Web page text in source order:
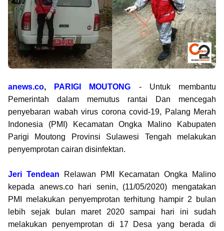
anews.co, PARIGI MOUTONG - Untuk membantu
Pemerintah dalam memutus rantai Dan mencegah
penyebaran wabah virus corona covid-19, Palang Merah
Indonesia (PMI) Kecamatan Ongka Malino Kabupaten
Parigi Moutong Provinsi Sulawesi Tengah melakukan
penyemprotan cairan disinfektan.
Jeri Tendean Relawan PMI Kecamatan Ongka Malino
kepada anews.co hari senin, (11/05/2020) mengatakan
PMI melakukan penyemprotan terhitung hampir 2 bulan
lebih sejak bulan maret 2020 sampai hari ini sudah
melakukan penyemprotan di 17 Desa yang berada di